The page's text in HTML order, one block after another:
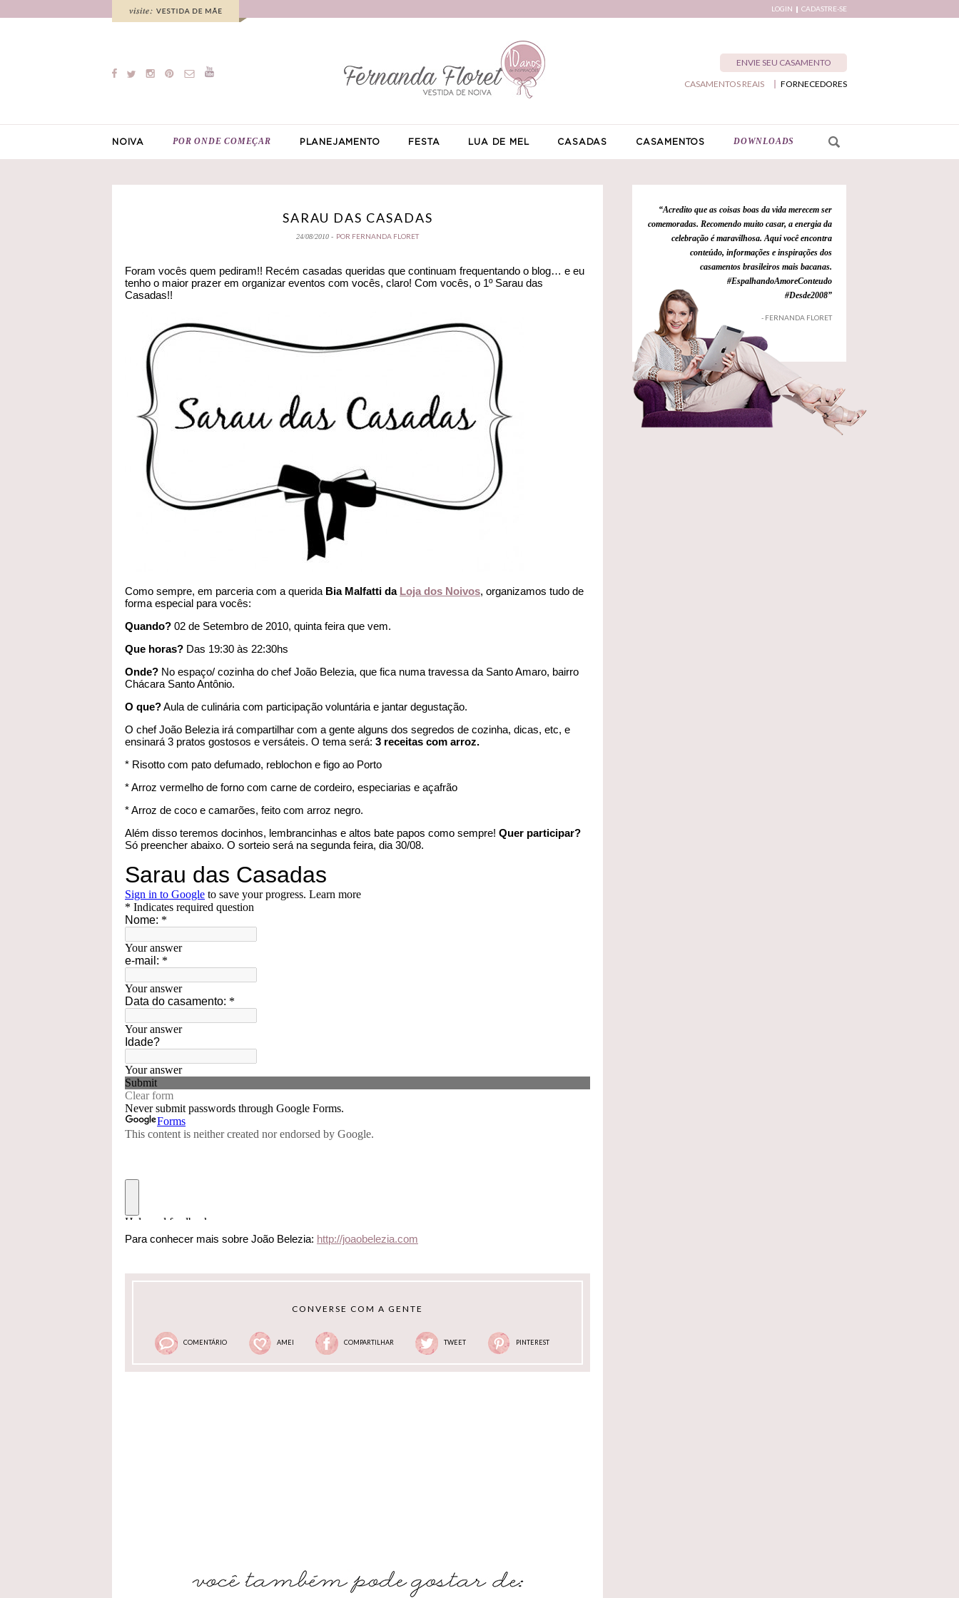
LOGIN CADASTRE-SE
ENVIE SEU CASAMENTO
FORNECEDORES
CASAMENTOS REAIS
NOIVA POR ONDE COMEÇAR PLANEJAMENTO FESTA LUA DE MEL CASADAS CASAMENTOS DOWNLOADS
SARAU DAS CASADAS
24/08/2010 - POR FERNANDA FLORET
Foram vocês quem pediram!! Recém casadas queridas que continuam frequentando o blog… e eu
tenho o maior prazer em organizar eventos com vocês, claro! Com vocês, o 1º Sarau das
Casadas!!
Como sempre, em parceria com a querida Bia Malfatti da Loja dos Noivos, organizamos tudo de
forma especial para vocês:
Quando? 02 de Setembro de 2010, quinta feira que vem.
Que horas? Das 19:30 às 22:30hs
Onde? No espaço/ cozinha do chef João Belezia, que fica numa travessa da Santo Amaro, bairro
Chácara Santo Antônio.
O que?Aula de culinária com participação voluntária e jantar degustação.
O chef João Belezia irá compartilhar com a gente alguns dos segredos de cozinha, dicas, etc, e
ensinará 3 pratos gostosos e versáteis. O tema será: 3 receitas com arroz.
* Risotto com pato defumado, reblochon e figo ao Porto
* Arroz vermelho de forno com carne de cordeiro, especiarias e açafrão
* Arroz de coco e camarões, feito com arroz negro.
Além disso teremos docinhos, lembrancinhas e altos bate papos como sempre! Quer participar?
Só preencher abaixo. O sorteio será na segunda feira, dia 30/08.
Para conhecer mais sobre João Belezia: http://joaobelezia.com
CONVERSE COM A GENTE
COMENTÁRIO AMEI COMPARTILHAR TWEET PINTEREST
“Acredito que as coisas boas da vida merecem ser
comemoradas. Recomendo muito casar, a energia da
celebração é maravilhosa. Aqui você encontra
conteúdo, informações e inspirações dos
casamentos brasileiros mais bacanas.
#EspalhandoAmoreConteudo
#Desde2008”
- FERNANDA FLORET